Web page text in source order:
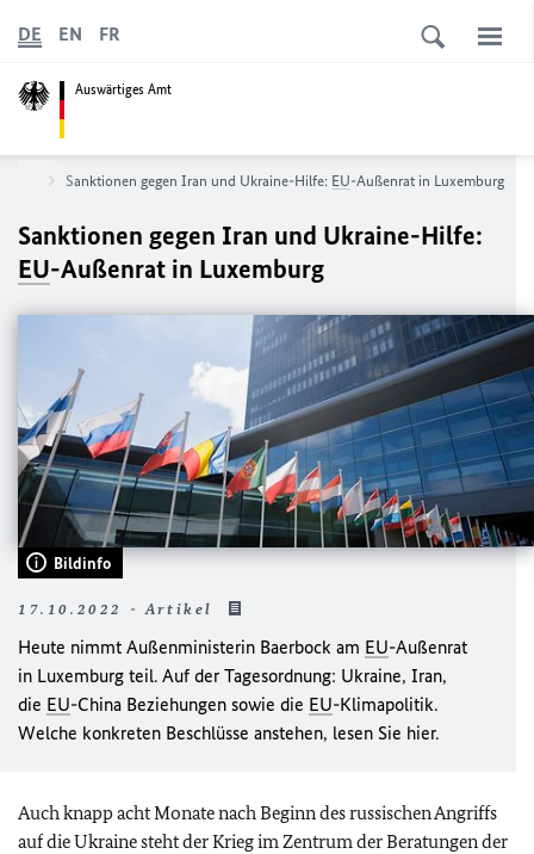
Auswärtiges Amt
DE EN FR
Sanktionen gegen Iran und Ukraine-Hilfe: EU-Außenrat in Luxemburg
Sanktionen gegen Iran und Ukraine-Hilfe:
EU-Außenrat in Luxemburg
Bildinfo
17.10.2022 - Artikel
Heute nimmt Außenministerin Baerbock am EU-Außenrat
in Luxemburg teil. Auf der Tagesordnung: Ukraine, Iran,
die EU-China Beziehungen sowie die EU-Klimapolitik.
Welche konkreten Beschlüsse anstehen, lesen Sie hier.
Auch knapp acht Monate nach Beginn des russischen Angriffs
auf die Ukraine steht der Krieg im Zentrum der Beratungen der